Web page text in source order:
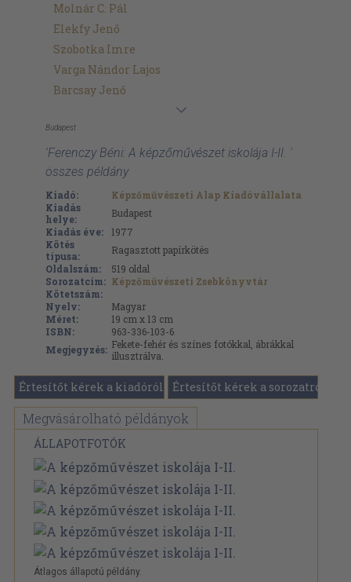
Molnár C. Pál
Elekfy Jenő
Szobotka Imre
Varga Nándor Lajos
Barcsay Jenő
Budapest
'Ferenczy Béni: A képzőművészet iskolája I-II. '
összes példány
Kiadó:
Képzőművészeti Alap Kiadóvállalata
Kiadás
helye:
Budapest
Kiadás éve:
1977
Kötés
típusa:
Ragasztott papírkötés
Oldalszám:
519 oldal
Sorozatcím: Képzőművészeti Zsebkönyvtár
Kötetszám:
Nyelv:
Magyar
Méret:
19 cm x 13 cm
ISBN:
963-336-103-6
Megjegyzés: Fekete-fehér és színes fotókkal, ábrákkal
illusztrálva.
Értesítőt kérek a kiadóról Értesítőt kérek a sorozatról
Megvásárolható példányok
ÁLLAPOTFOTÓK
Átlagos állapotú példány.